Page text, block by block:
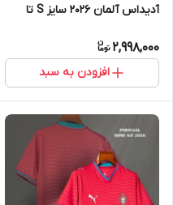
آدیداس آلمان 2026 سایز S تا
2,998,000
افزودن به سبد